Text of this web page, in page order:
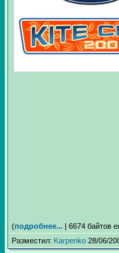
(подробнее... | 6674 байтов
Разместил: Karpenko 28/06/